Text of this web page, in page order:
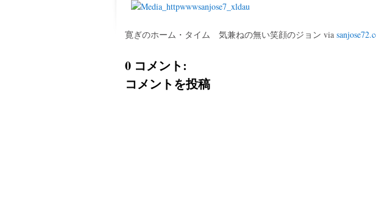
寛ぎのホーム・タイム 気兼ねの無い笑顔のジョン via
0 コメント:
コメントを投稿